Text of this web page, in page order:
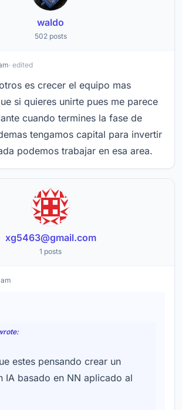
waldo
502 posts
· edited
es crecer el equipo mas
si quieres unirte pues me parece
cuando termines la fase de
tengamos capital para invertir
podemos trabajar en esa area.
xg5463@gmail.com
1 posts
estes pensando crear un
IA basado en NN aplicado al